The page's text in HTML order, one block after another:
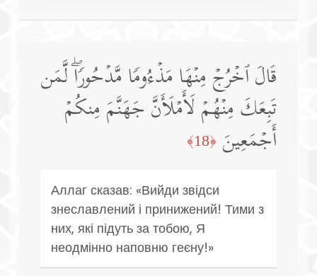
قَالَ ٱخۡرُجۡ مِنۡهَا مَذۡءُومࣰا مَّدۡحُورࣰاۖ لَّمَن
تَبِعَكَ مِنۡهُمۡ لَأَمۡلَأَنَّ جَهَنَّمَ مِنكُمۡ
أَجۡمَعِینَ ﴿18﴾
Аллаг сказав: «Вийди звідси
знеславлений і принижений! Тими з
них, які підуть за тобою, Я
неодмінно наповню геєну!»